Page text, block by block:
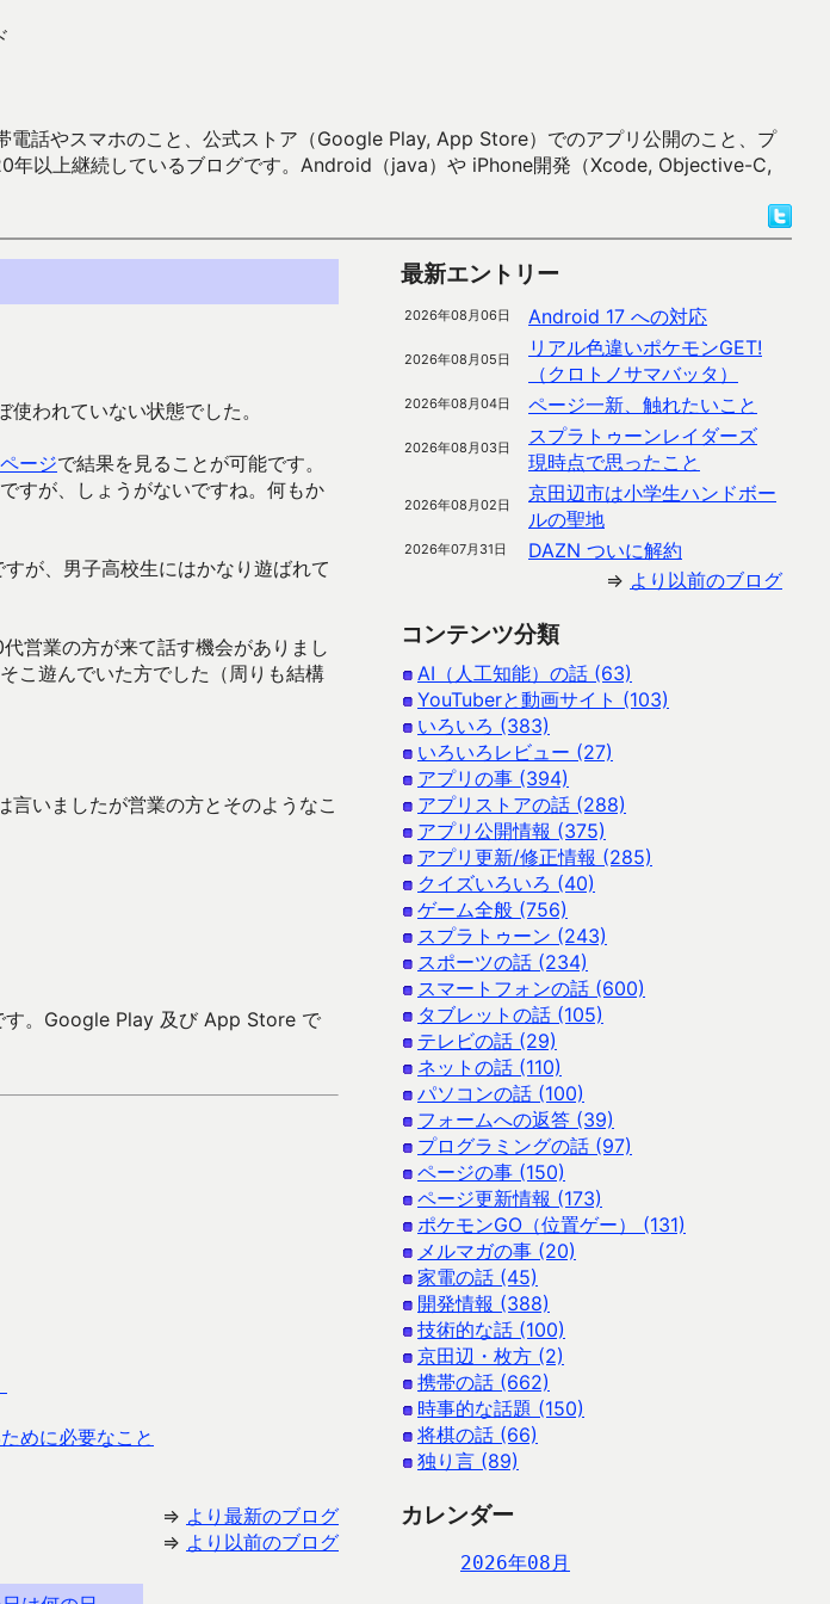
話やスマホのこと、公式ストア（Google Play, App Store）でのアプリ公開のこと、プ
年以上継続しているブログです。Android（java）や iPhone開発（Xcode, Objective-C,
われていない状態でした。
ージで結果を見ることが可能です。
すが、しょうがないですね。何もか
が、男子高校生にはかなり遊ばれて
営業の方が来て話す機会がありまし
こ遊んでいた方でした（周りも結構
いましたが営業の方とそのようなこ
す。Google Play 及び App Store で
めに必要なこと
⇒ より最新のブログ
⇒ より以前のブログ
最新エントリー
2026年08月06日 Android 17 への対応
2026年08月05日
リアル色違いポケモンGET!
（クロトノサマバッタ）
2026年08月04日 ページ一新、触れたいこと
2026年08月03日
スプラトゥーンレイダーズ
現時点で思ったこと
2026年08月02日
京田辺市は小学生ハンドボー
ルの聖地
2026年07月31日
DAZN ついに解約
⇒ より以前のブログ
コンテンツ分類
AI（人工知能）の話 (63)
YouTuberと動画サイト (103)
いろいろ (383)
いろいろレビュー (27)
アプリの事 (394)
アプリストアの話 (288)
アプリ公開情報 (375)
アプリ更新/修正情報 (285)
クイズいろいろ (40)
ゲーム全般 (756)
スプラトゥーン (243)
スポーツの話 (234)
スマートフォンの話 (600)
タブレットの話 (105)
テレビの話 (29)
ネットの話 (110)
パソコンの話 (100)
フォームへの返答 (39)
プログラミングの話 (97)
ページの事 (150)
ページ更新情報 (173)
ポケモンGO（位置ゲー） (131)
メルマガの事 (20)
家電の話 (45)
開発情報 (388)
技術的な話 (100)
京田辺・枚方 (2)
携帯の話 (662)
時事的な話題 (150)
将棋の話 (66)
独り言 (89)
カレンダー
2026年08月